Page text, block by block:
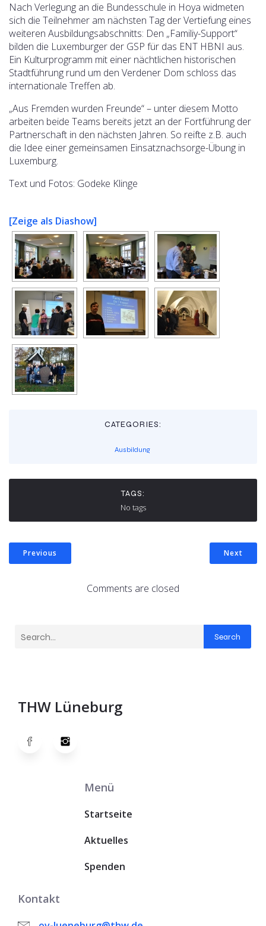
Nach Verlegung an die Bundesschule in Hoya widmeten
sich die Teilnehmer am nächsten Tag der Vertiefung eines
weiteren Ausbildungsabschnitts: Den „Familiy-Support“
bilden die Luxemburger der GSP für das ENT HBNI aus.
Ein Kulturprogramm mit einer nächtlichen historischen
Stadtführung rund um den Verdener Dom schloss das
internationale Treffen ab.
„Aus Fremden wurden Freunde“ – unter diesem Motto
arbeiten beide Teams bereits jetzt an der Fortführung der
Partnerschaft in den nächsten Jahren. So reifte z.B. auch
die Idee einer gemeinsamen Einsatznachsorge-Übung in
Luxemburg.
Text und Fotos: Godeke Klinge
[Zeige als Diashow]
CATEGORIES:
Ausbildung
TAGS:
No tags
Previous Next
Comments are closed
Search
THW Lüneburg
Menü
Startseite
Aktuelles
Spenden
Kontakt